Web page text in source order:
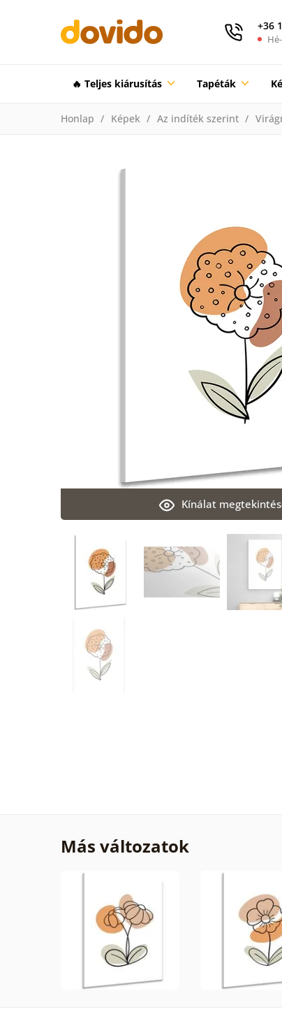
+36
🔥 Teljes kiárusítás Tapéták
Honlap Képek Az indíték szerint
Kínálat
Más változatok